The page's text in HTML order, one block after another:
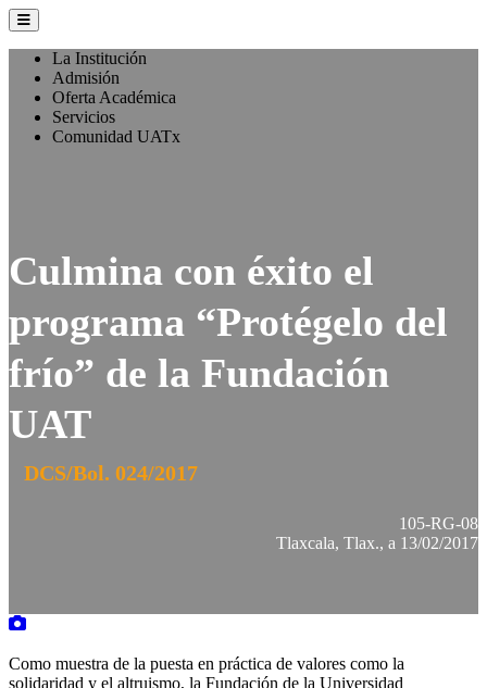
La Institución
Admisión
Oferta Académica
Servicios
Comunidad UATx
Culmina con éxito el
programa “Protégelo del
frío” de la Fundación
UAT
DCS/Bol. 024/2017
105-RG-08
Tlaxcala, Tlax., a 13/02/2017
Como muestra de la puesta en práctica de valores como la
solidaridad y el altruismo, la Fundación de la Universidad